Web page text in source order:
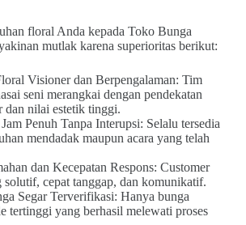
floral Anda kepada Toko Bunga
mutlak karena superioritas berikut:
Visioner dan Berpengalaman: Tim
seni merangkai dengan pendekatan
dan nilai estetik tinggi.
Penuh Tanpa Interupsi: Selalu tersedia
mendadak maupun acara yang telah
dan Kecepatan Respons: Customer
solutif, cepat tanggap, dan komunikatif.
Segar Terverifikasi: Hanya bunga
tertinggi yang berhasil melewati proses